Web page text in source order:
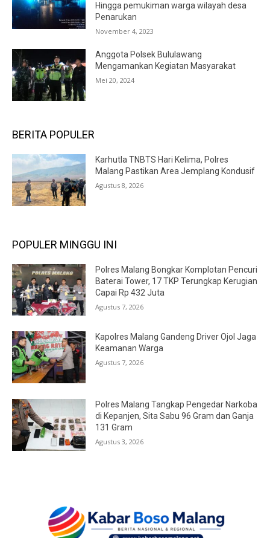
Hingga pemukiman warga wilayah desa
Penarukan
November 4, 2023
Anggota Polsek Bululawang
Mengamankan Kegiatan Masyarakat
Mei 20, 2024
BERITA POPULER
Karhutla TNBTS Hari Kelima, Polres
Malang Pastikan Area Jemplang Kondusif
Agustus 8, 2026
POPULER MINGGU INI
Polres Malang Bongkar Komplotan Pencuri
Baterai Tower, 17 TKP Terungkap Kerugian
Capai Rp 432 Juta
Agustus 7, 2026
Kapolres Malang Gandeng Driver Ojol Jaga
Keamanan Warga
Agustus 7, 2026
Polres Malang Tangkap Pengedar Narkoba
di Kepanjen, Sita Sabu 96 Gram dan Ganja
131 Gram
Agustus 3, 2026